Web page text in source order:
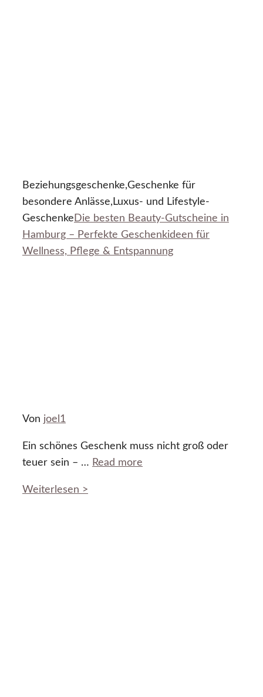
Beziehungsgeschenke,Geschenke für
besondere Anlässe,Luxus- und Lifestyle-
Geschenke Die besten Beauty-Gutscheine in
Hamburg – Perfekte Geschenkideen für
Wellness, Pflege & Entspannung
Von joel1
Ein schönes Geschenk muss nicht groß oder
teuer sein – … Read more
Weiterlesen >